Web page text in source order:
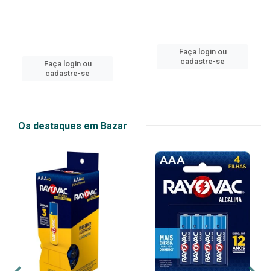
Faça login ou
cadastre-se
Faça login ou
cadastre-se
Os destaques em Bazar